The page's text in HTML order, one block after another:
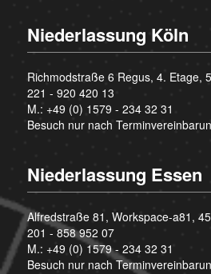
Niederlassung Köln
Richmodstraße 6 Regus, 4. Etage,
221 - 920 420 13
M.: +49 (0) 1579 - 234 32 31
Besuch nur nach
Niederlassung Essen
Alfredstraße 81, Workspace-a81,
201 - 858 952 07
M.: +49 (0) 1579 - 234 32 31
Besuch nur nach